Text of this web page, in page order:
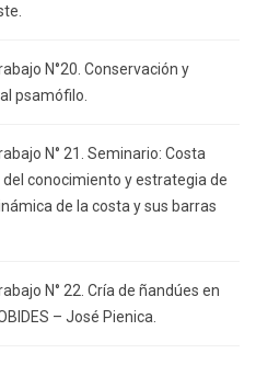
N°20. Conservación y
psamófilo.
N° 21. Seminario: Costa
conocimiento y estrategia de
de la costa y sus barras
N° 22. Cría de ñandúes en
– José Pienica.